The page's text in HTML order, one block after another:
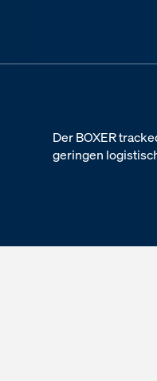
Der BOXER
geringen